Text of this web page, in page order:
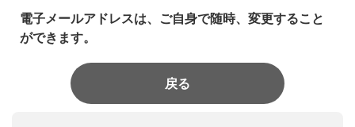
電子メールアドレスは、ご自身で随時、変更すること
ができます。
戻る